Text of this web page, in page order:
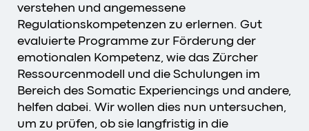
verstehen und angemessene
Regulationskompetenzen zu erlernen. Gut
evaluierte Programme zur Förderung der
emotionalen Kompetenz, wie das Zürcher
Ressourcenmodell und die Schulungen im
Bereich des Somatic Experiencings und andere,
helfen dabei. Wir wollen dies nun untersuchen,
um zu prüfen, ob sie langfristig in die